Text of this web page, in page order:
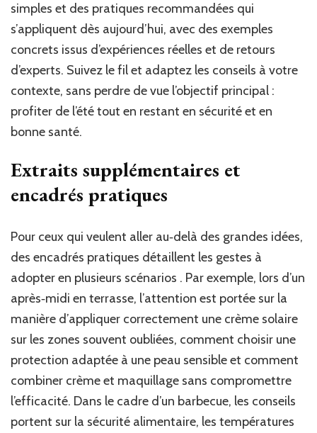
simples et des pratiques recommandées qui
s’appliquent dès aujourd’hui, avec des exemples
concrets issus d’expériences réelles et de retours
d’experts. Suivez le fil et adaptez les conseils à votre
contexte, sans perdre de vue l’objectif principal :
profiter de l’été tout en restant en sécurité et en
bonne santé.
Extraits supplémentaires et
encadrés pratiques
Pour ceux qui veulent aller au‑delà des grandes idées,
des encadrés pratiques détaillent les gestes à
adopter en plusieurs scénarios . Par exemple, lors d’un
après‑midi en terrasse, l’attention est portée sur la
manière d’appliquer correctement une crème solaire
sur les zones souvent oubliées, comment choisir une
protection adaptée à une peau sensible et comment
combiner crème et maquillage sans compromettre
l’efficacité. Dans le cadre d’un barbecue, les conseils
portent sur la sécurité alimentaire, les températures